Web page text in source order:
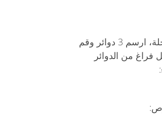
ما أسهل التعبئة وخلق الأشكال من الأشكال المتداخلة، ارسم 3 دوائر وقم
فراغ من الدوائر